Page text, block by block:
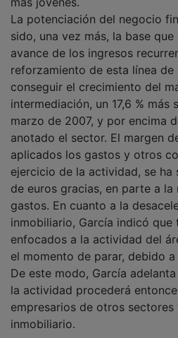
La potenciación del negocio
sido, una vez más, la base
avance de los ingresos
reforzamiento de esta línea de
conseguir el crecimiento del
intermediación, un 17,6 % más
marzo de 2007, y por encima
anotado el sector. El margen
aplicados los gastos y otros
ejercicio de la actividad, se ha
de euros gracias, en parte a
gastos. En cuanto a la
inmobiliario, García indicó que
enfocados a la actividad del
el momento de parar, debido
De este modo, García
la actividad procederá
empresarios de otros sectores
inmobiliario.